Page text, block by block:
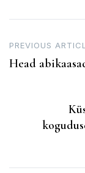
Post
navigation
PREVIOUS
Head